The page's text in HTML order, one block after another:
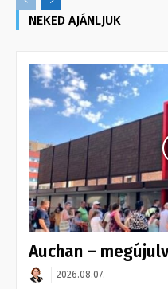
NEKED AJÁNLJUK
Auchan –
2026.08.07.